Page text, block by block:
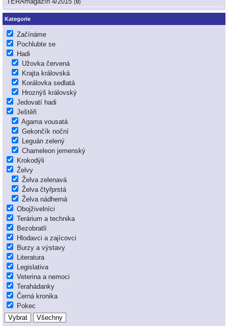
(0)
Kategorie
Začínáme
Pochlubte se
Hadi
Užovka červená
Krajta královská
Korálovka sedlatá
Hroznýš královský
Jedovatí hadi
Ještěři
Agama vousatá
Gekončík noční
Leguán zelený
Chameleon jemenský
Krokodýli
Želvy
Želva zelenavá
Želva čtyřprstá
Želva nádherná
Obojživelníci
Terárium a technika
Bezobratlí
Hlodavci a zajícovci
Burzy a výstavy
Literatura
Legislativa
Veterina a nemoci
Terahádanky
Černá kronika
Pokec